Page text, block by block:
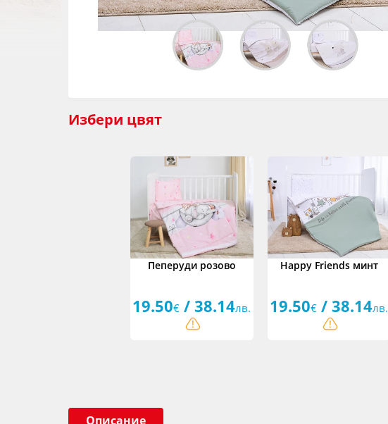
Избери цвят
Пеперуди розово
19.50€ / 38.14лв.
Happy Friends минт
19.50€ / 38.14лв.
Описание